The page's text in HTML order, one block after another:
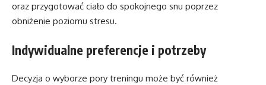
oraz przygotować ciało do spokojnego snu poprzez
obniżenie poziomu stresu.
Indywidualne preferencje i potrzeby
Decyzja o wyborze pory treningu może być również